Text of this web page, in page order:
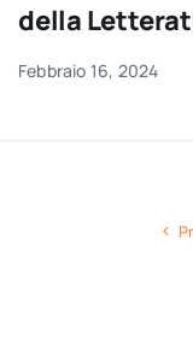
della
Febbraio 16, 2024